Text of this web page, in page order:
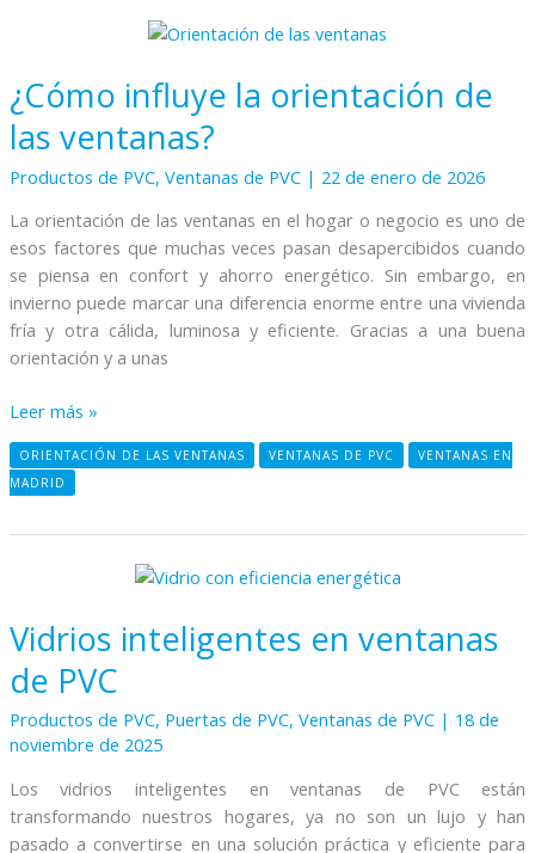
¿Cómo influye la orientación de
las ventanas?
Productos de PVC, Ventanas de PVC| 22 de enero de 2026
La orientación de las ventanas en el hogar o negocio es uno de
esos factores que muchas veces pasan desapercibidos cuando
se piensa en confort y ahorro energético. Sin embargo, en
invierno puede marcar una diferencia enorme entre una vivienda
fría y otra cálida, luminosa y eficiente. Gracias a una buena
orientación y a unas
la
orientación
de
las
Leer más »
ORIENTACIÓN DE LAS VENTANAS VENTANAS DE PVC
VENTANAS EN
MADRID
Vidrios inteligentes en ventanas
de PVC
Productos de PVC, Puertas de PVC, Ventanas de PVC| 18 de
noviembre de 2025
Los vidrios inteligentes en ventanas de PVC están
transformando nuestros hogares, ya no son un lujo y han
pasado a convertirse en una solución práctica y eficiente para
en
ventanas
de
PVC